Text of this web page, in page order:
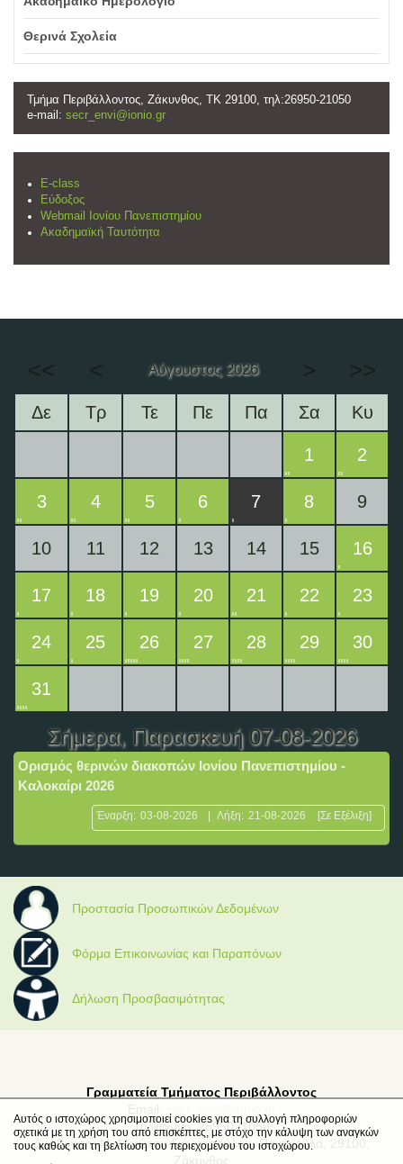
Θερινά Σχολεία
Τμήμα Περιβάλλοντος, Ζάκυνθος, ΤΚ 29100, τηλ:26950-21050
e-mail: secr_envi@ionio.gr
E-class
Εύδοξος
Webmail Ιονίου Πανεπιστημίου
Ακαδημαϊκή Ταυτότητα
<< < Αύγουστος 2026 > >>
Δε Τρ Τε Πε Πα Σα Κυ
1 2
3 4 5 6 7 8 9
10 11 12 13 14 15 16
17 18 19 20 21 22 23
24 25 26 27 28 29 30
31
Σήμερα, Παρασκευή 07-08-2026
Ορισμός θερινών διακοπών Ιονίου Πανεπιστημίου -
Καλοκαίρι 2026
Έναρξη: 03-08-2026 Λήξη: 21-08-2026 [Σε Εξέλιξη]
Προστασία Προσωπικών Δεδομένων
Φόρμα Επικοινωνίας και Παραπόνων
Δήλωση Προσβασιμότητας
Γραμματεία Τμήματος Περιβάλλοντος
Email:
Τηλέφωνο: 2695021050
Διεύθυνση: Μ. Μινώτου-Γιαννοπούλου, Παναγούλα, 29100,
Ζάκυνθος
Αυτός ο ιστοχώρος χρησιμοποιεί cookies για τη συλλογή πληροφοριών
σχετικά με τη χρήση του από επισκέπτες, με στόχο την κάλυψη των αναγκών
τους καθώς και τη βελτίωση του περιεχομένου του ιστοχώρου.